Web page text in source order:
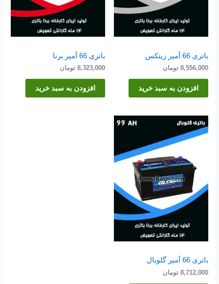
باتری 66 آمپر زیتکس
8,556,000 تومان
افزودن به سبد خرید
باتری 66 آمپر برنا
8,323,000 تومان
افزودن به سبد خرید
باتری 66 آمپر گلوبال
8,712,000 تومان